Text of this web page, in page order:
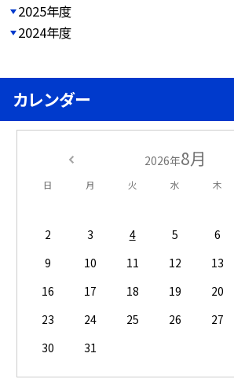
2025年度
2024年度
カレンダー
2026年8月
日 月 火 水 木
2
3 4 5 6
9
10 11 12 13
16
17 18 19 20
23
24 25 26 27
30
31